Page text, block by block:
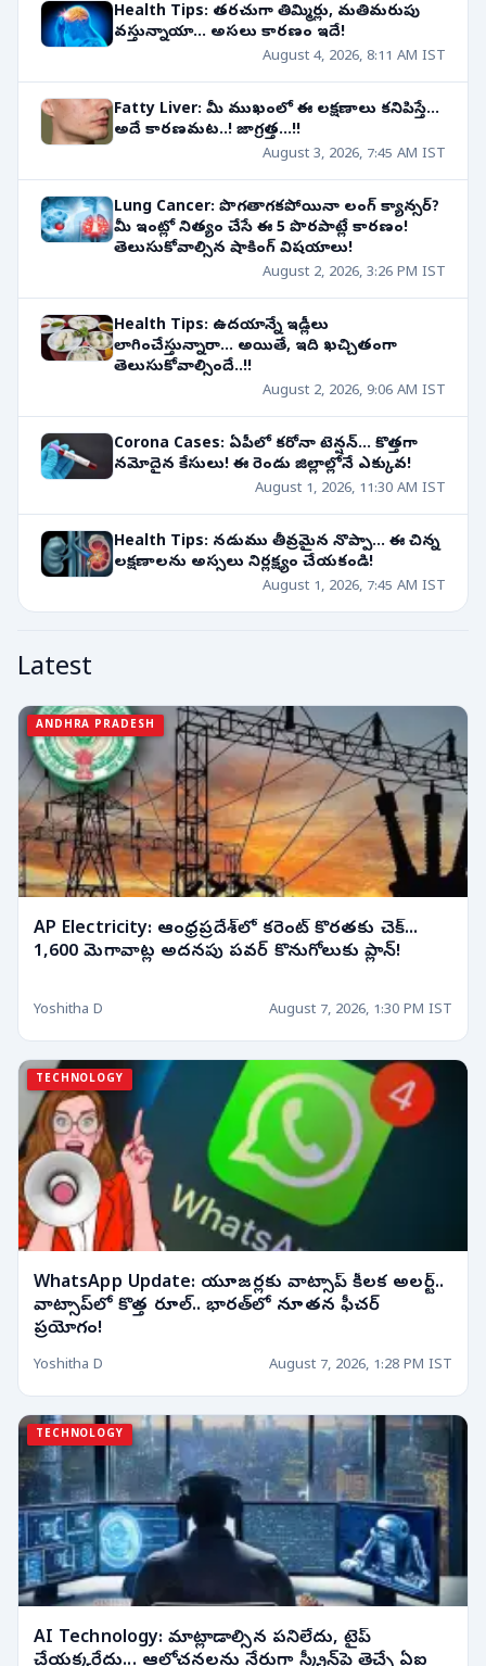
Health Tips: తరచుగా తిమ్మిర్లు, మతిమరుపు
వస్తున్నాయా... అసలు కారణం ఇదే!
August 4, 2026, 8:11 AM IST
Fatty Liver: మీ ముఖంలో ఈ లక్షణాలు కనిపిస్తే...
అదే కారణమట..! జాగ్రత్త...!!
August 3, 2026, 7:45 AM IST
Lung Cancer: పొగతాగకపోయినా లంగ్ క్యాన్సర్?
మీ ఇంట్లో నిత్యం చేసే ఈ 5 పొరపాట్లే కారణం!
తెలుసుకోవాల్సిన షాకింగ్ విషయాలు!
August 2, 2026, 3:26 PM IST
Health Tips: ఉదయాన్నే ఇడ్లీలు
లాగించేస్తున్నారా... అయితే, ఇది ఖచ్చితంగా
తెలుసుకోవాల్సిందే..!!
August 2, 2026, 9:06 AM IST
Corona Cases: ఏపీలో కరోనా టెన్షన్... కొత్తగా
నమోదైన కేసులు! ఈ రెండు జిల్లాల్లోనే ఎక్కువ!
August 1, 2026, 11:30 AM IST
Health Tips: నడుము తీవ్రమైన నొప్పా... ఈ చిన్న
లక్షణాలను అస్సలు నిర్లక్ష్యం చేయకండి!
August 1, 2026, 7:45 AM IST
Latest
ANDHRA PRADESH
AP Electricity: ఆంధ్రప్రదేశ్‌లో కరెంట్ కొరతకు చెక్...
1,600 మెగావాట్ల అదనపు పవర్ కొనుగోలుకు ప్లాన్!
Yoshitha D August 7, 2026, 1:30 PM IST
TECHNOLOGY
WhatsApp Update: యూజర్లకు వాట్సాప్ కీలక అలర్ట్..
వాట్సాప్‌లో కొత్త రూల్‌.. భారత్‌లో నూతన ఫీచర్
ప్రయోగం!
Yoshitha D August 7, 2026, 1:28 PM IST
TECHNOLOGY
AI Technology: మాట్లాడాల్సిన పనిలేదు, టైప్